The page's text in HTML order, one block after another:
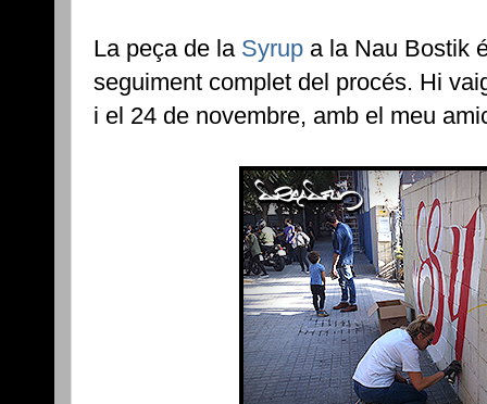
La peça de la Syrup a la Nau Bostik
seguiment complet del procés. Hi
i el 24 de novembre, amb el meu